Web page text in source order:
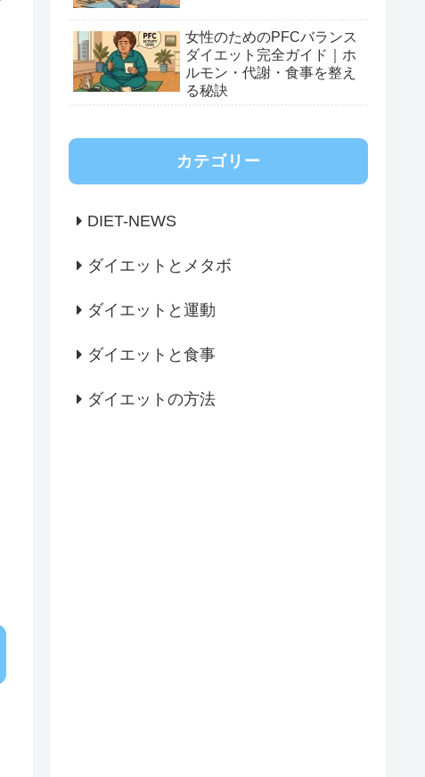
女性のためのPFCバランス
ダイエット完全ガイド｜ホ
ルモン・代謝・食事を整え
る秘訣
カテゴリー
DIET-NEWS
ダイエットとメタボ
ダイエットと運動
ダイエットと食事
ダイエットの方法